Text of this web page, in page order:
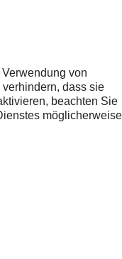
von
dass sie
beachten Sie
möglicherweise